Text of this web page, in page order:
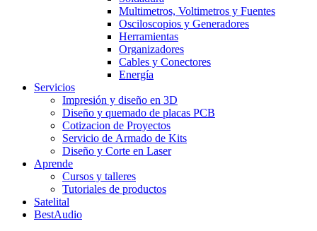
Multimetros, Voltimetros y Fuentes
Osciloscopios y Generadores
Herramientas
Organizadores
Cables y Conectores
Energía
Servicios
Impresión y diseño en 3D
Diseño y quemado de placas PCB
Cotizacion de Proyectos
Servicio de Armado de Kits
Diseño y Corte en Laser
Aprende
Cursos y talleres
Tutoriales de productos
Satelital
BestAudio